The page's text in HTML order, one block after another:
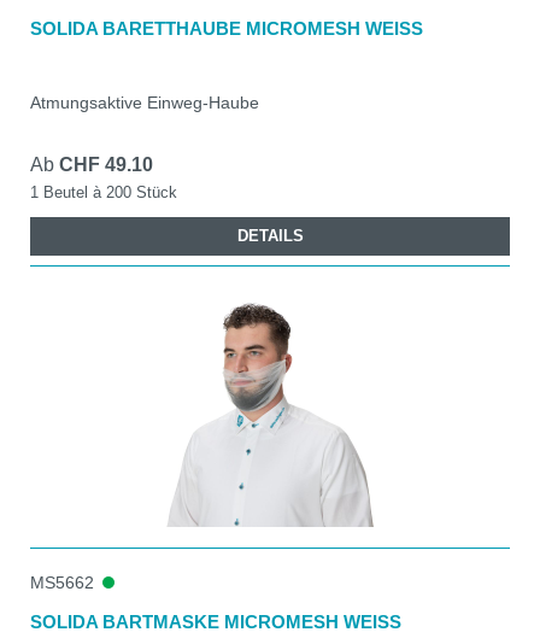
SOLIDA BARETTHAUBE MICROMESH WEISS
Atmungsaktive Einweg-Haube
Ab CHF 49.10
1 Beutel à 200 Stück
DETAILS
MS5662
SOLIDA BARTMASKE MICROMESH WEISS